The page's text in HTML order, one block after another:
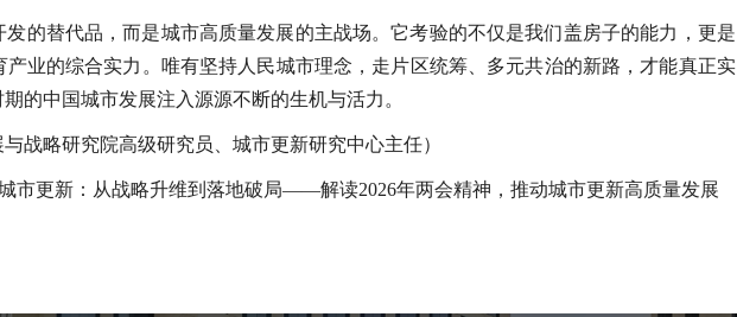
的替代品，而是城市高质量发展的主战场。它考验的不仅是我们盖房子的能力，更是
业的综合实力。唯有坚持人民城市理念，走片区统筹、多元共治的新路，才能真正实
的中国城市发展注入源源不断的生机与活力。
战略研究院高级研究员、城市更新研究中心主任）
市更新：从战略升维到落地破局——解读2026年两会精神，推动城市更新高质量发展